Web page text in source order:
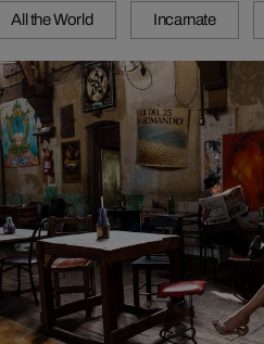
All the World Incarnate